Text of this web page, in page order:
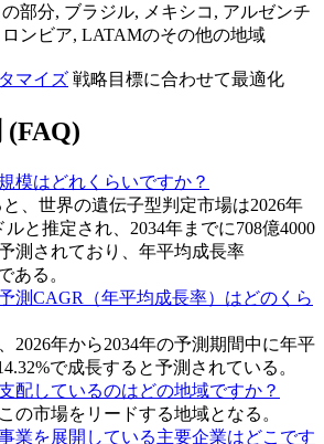
部分, ブラジル, メキシコ, アルゼンチ
ロンビア, LATAMのその他の地域
マイズ 戦略目標に合わせて最適化
(FAQ)
模はどれくらいですか？
と、世界の遺伝子型判定市場は2026年
ルと推定され、2034年までに708億4000
測されており、年平均成長率
ある。
測CAGR（年平均成長率）はどのくら
2026年から2034年の予測期間中に年平
で成長すると予測されている。
配しているのはどの地域ですか？
の市場をリードする地域となる。
業を展開している主要企業はどこです